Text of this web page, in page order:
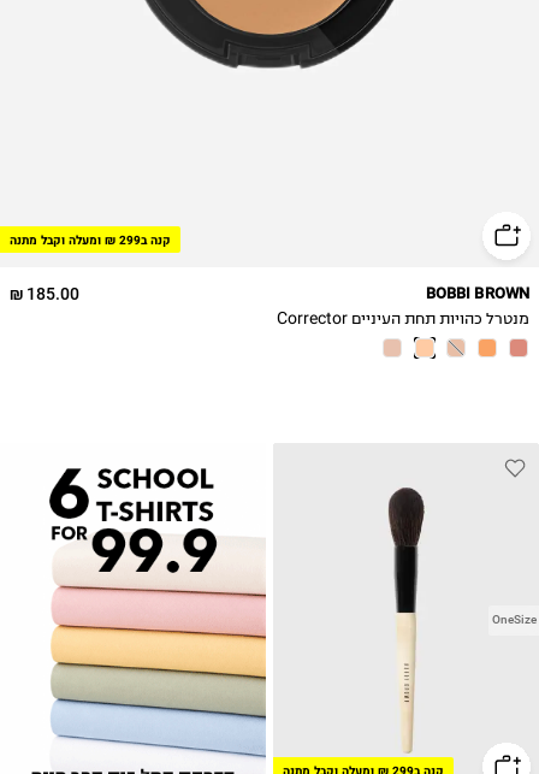
קנה ב299 ₪ ומעלה וקבל מתנה
185.00 ₪ BOBBI BROWN
מנטרל כהויות תחת העיניים Corrector
OneSize